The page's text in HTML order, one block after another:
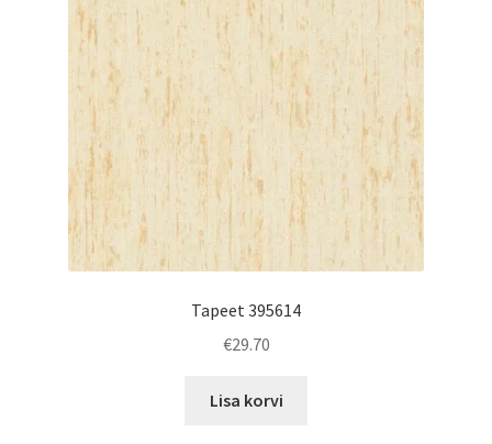
Tapeet 395614
€29.70
Lisa korvi